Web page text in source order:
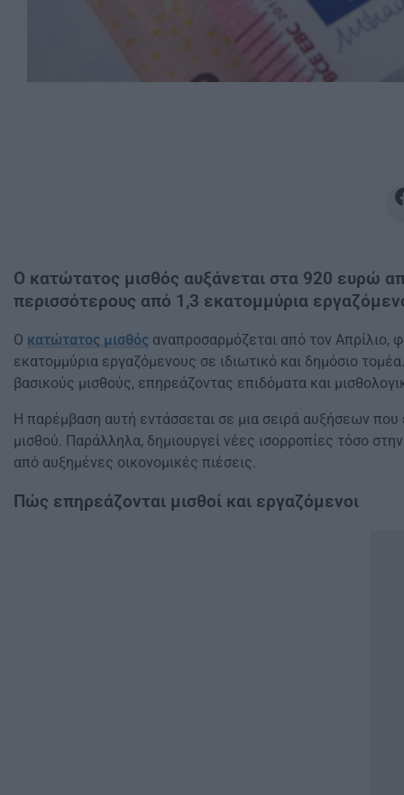
Ο κατώτατος μισθός αυξάνεται στα 920 ευρώ
περισσότερους από 1,3 εκατομμύρια
Ο κατώτατος μισθός αναπροσαρμόζεται από τον Απρίλιο,
εκατομμύρια εργαζόμενους σε ιδιωτικό και δημόσιο
βασικούς μισθούς, επηρεάζοντας επιδόματα και
Η παρέμβαση αυτή εντάσσεται σε μια σειρά αυξήσεων
μισθού. Παράλληλα, δημιουργεί νέες ισορροπίες τόσο
από αυξημένες οικονομικές πιέσεις.
Πώς επηρεάζονται μισθοί και εργαζόμενοι